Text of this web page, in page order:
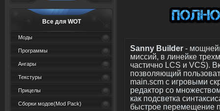
Все для WOT
Моды
Программы
Ангары
Текстуры
Прицелы
Сборки модов(Mod Pack)
Sanny Builder -
миссий, в линейке
частично LCS и VCS).
позволяющий
main.scm с игровыми
редактор со
как подсветка
быстрое перемещение